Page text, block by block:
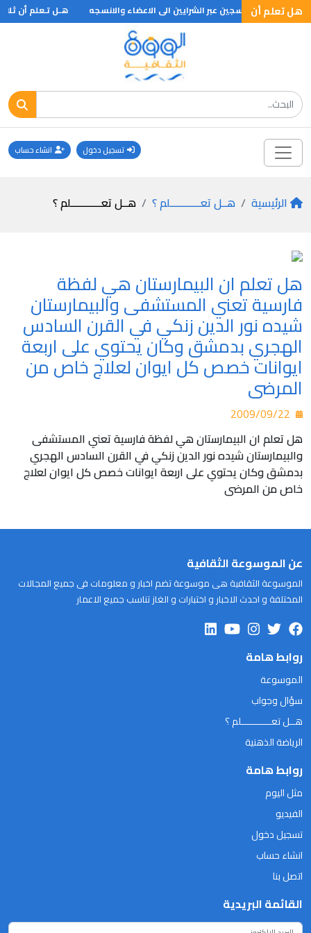
هل تعلم أن
تصنع الاكسجين عبر الشرايين الى الاعضاء والانسجه هـل تـعلم أن
تسجيل دخول انشاء حساب
الرئيسية هــل تعـــــــــــلم ؟ هــل تعـــــــــــلم ؟
هل تعلم ان البيمارستان هي لفظة
فارسية تعني المستشفى والبيمارستان
شيده نور الدين زنكي في القرن السادس
الهجري بدمشق وكان يحتوي على اربعة
ايوانات خصص كل ايوان لعلاج خاص من
المرضى
هل تعلم ان البيمارستان هي لفظة فارسية تعني المستشفى
والبيمارستان شيده نور الدين زنكي في القرن السادس الهجري
بدمشق وكان يحتوي على اربعة ايوانات خصص كل ايوان لعلاج
خاص من المرضى
عن الموسوعة الثقافية
الموسوعة الثقافية هى موسوعة تضم اخبار و معلومات فى جميع المجالات
المختلفة و احدث الاخبار و اختبارات و الغاز تناسب جميع الاعمار
روابط هامة
الموسوعة
سؤال وجواب
هــل تعـــــــــــلم ؟
الرياضة الذهنية
روابط هامة
مثل اليوم
الفيديو
تسجيل دخول
انشاء حساب
اتصل بنا
القائمة البريدية